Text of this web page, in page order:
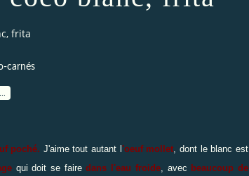
frita
carnés
poché. J'aime tout autant l 'oeuf mollet , dont le blanc est
qui doit se fairedans l'eau froide, avec beaucoup de